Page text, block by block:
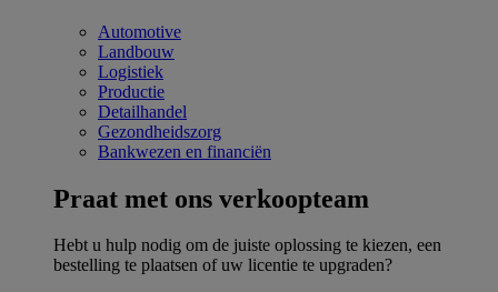
Automotive
Landbouw
Logistiek
Productie
Detailhandel
Gezondheidszorg
Bankwezen en financiën
Praat met ons verkoopteam
Hebt u hulp nodig om de juiste oplossing te kiezen, een
bestelling te plaatsen of uw licentie te upgraden?